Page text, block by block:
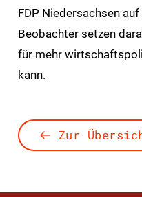
FDP Niedersachsen
Beobachter setzen
für mehr
kann.
Zur